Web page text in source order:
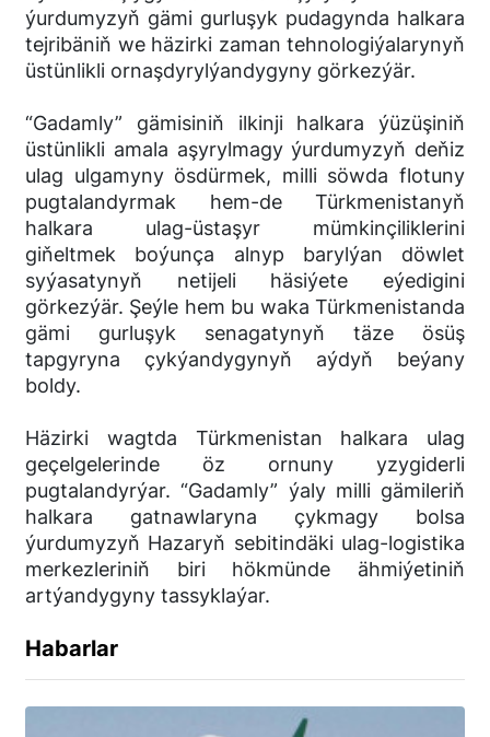
ýurdumyzyň gämi gurluşyk pudagynda halkara
tejribäniň we häzirki zaman tehnologiýalarynyň
üstünlikli ornaşdyrylýandygyny görkezýär.
“Gadamly” gämisiniň ilkinji halkara ýüzüşiniň
üstünlikli amala aşyrylmagy ýurdumyzyň deňiz
ulag ulgamyny ösdürmek, milli söwda flotuny
pugtalandyrmak hem-de Türkmenistanyň
halkara ulag-üstaşyr mümkinçiliklerini
giňeltmek boýunça alnyp barylýan döwlet
syýasatynyň netijeli häsiýete eýedigini
görkezýär. Şeýle hem bu waka Türkmenistanda
gämi gurluşyk senagatynyň täze ösüş
tapgyryna çykýandygynyň aýdyň beýany
boldy.
Häzirki wagtda Türkmenistan halkara ulag
geçelgelerinde öz ornuny yzygiderli
pugtalandyrýar. “Gadamly” ýaly milli gämileriň
halkara gatnawlaryna çykmagy bolsa
ýurdumyzyň Hazaryň sebitindäki ulag-logistika
merkezleriniň biri hökmünde ähmiýetiniň
artýandygyny tassyklaýar.
Habarlar